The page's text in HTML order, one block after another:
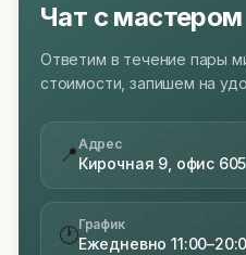
Чат с мастером
Ответим в течение пары
стоимости, запишем на
📍Адрес
Кирочная 9, офис 605
🕐График
Ежедневно